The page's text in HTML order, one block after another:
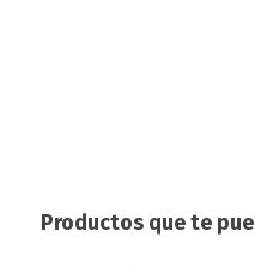
Productos que te